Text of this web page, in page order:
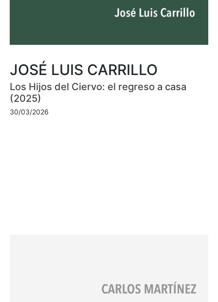
JOSÉ LUIS CARRILLO
Los Hijos del Ciervo: el regreso a casa
(2025)
30/03/2026